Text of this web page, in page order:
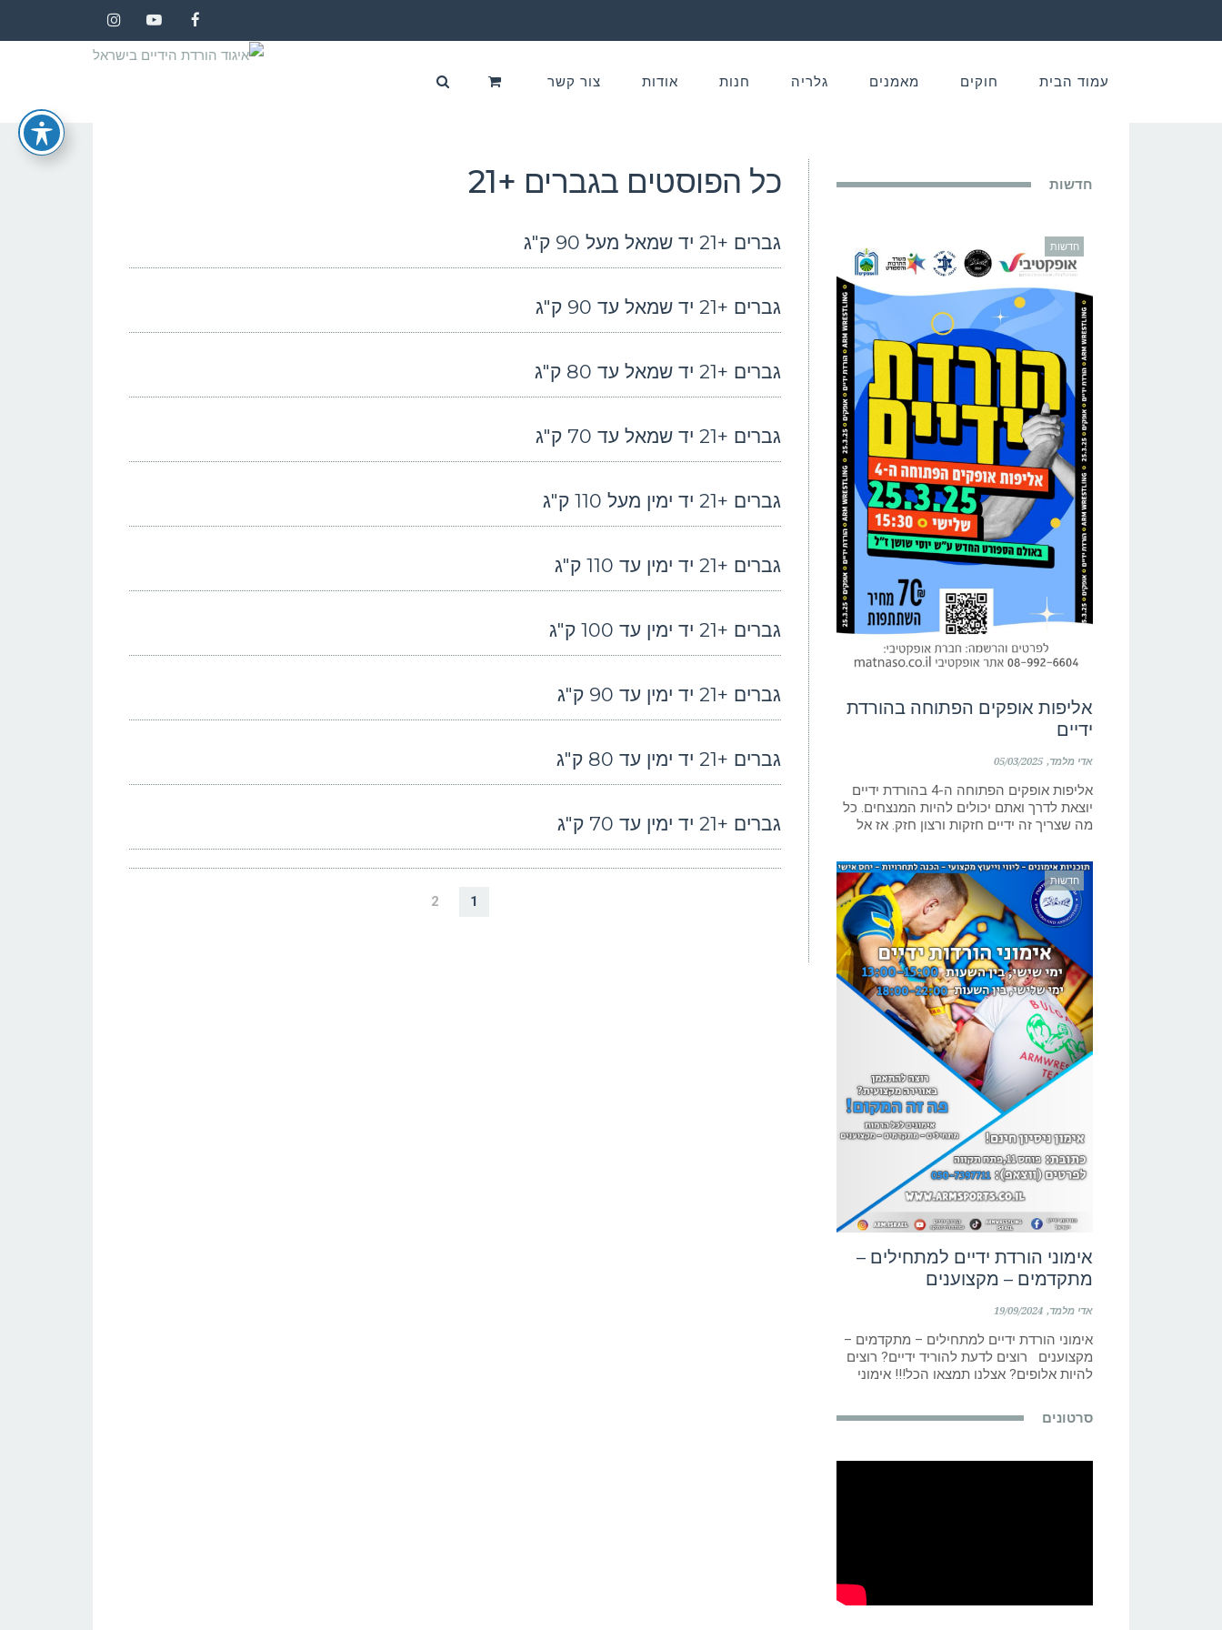
Facebook
YouTube
Instagram
עמוד הבית חוקים מאמנים גלריה חנות אודות צור קשר
כל הפוסטים בגברים +21
גברים +21 יד שמאל מעל 90 ק"ג
גברים +21 יד שמאל עד 90 ק"ג
גברים +21 יד שמאל עד 80 ק"ג
גברים +21 יד שמאל עד 70 ק"ג
גברים +21 יד ימין מעל 110 ק"ג
גברים +21 יד ימין עד 110 ק"ג
גברים +21 יד ימין עד 100 ק"ג
גברים +21 יד ימין עד 90 ק"ג
גברים +21 יד ימין עד 80 ק"ג
גברים +21 יד ימין עד 70 ק"ג
1
2
חדשות
חדשות
אליפות אופקים הפתוחה בהורדת
ידיים
אדי מלמד 05/03/2025
אליפות אופקים הפתוחה ה-4 בהורדת ידיים
יוצאת לדרך ואתם יכולים להיות המנצחים. כל
מה שצריך זה ידיים חזקות ורצון חזק. אז אל
חדשות
אימוני הורדת ידיים למתחילים –
מתקדמים – מקצוענים
אדי מלמד 19/09/2024
אימוני הורדת ידיים למתחילים – מתקדמים –
מקצוענים רוצים לדעת להוריד ידיים? רוצים
להיות אלופים? אצלנו תמצאו הכל!!! אימוני
סרטונים